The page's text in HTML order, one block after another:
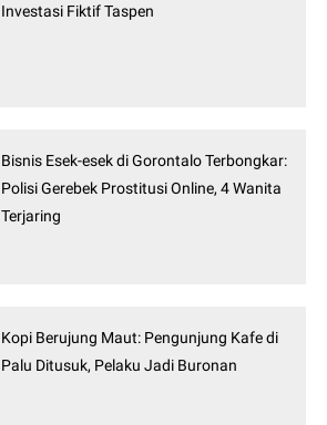
Investasi Fiktif Taspen
Bisnis Esek-esek di Gorontalo Terbongkar:
Polisi Gerebek Prostitusi Online, 4 Wanita
Terjaring
Kopi Berujung Maut: Pengunjung Kafe di
Palu Ditusuk, Pelaku Jadi Buronan